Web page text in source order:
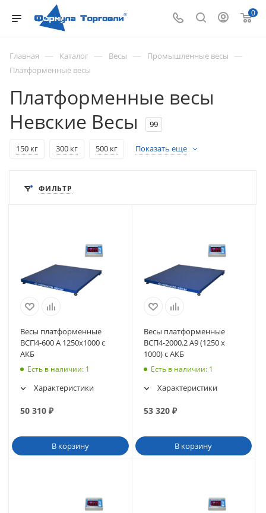
0
Главная — Каталог — Весы — Промышленные весы —
Платформенные весы
Платформенные весы
Невские Весы
99
150 кг 300 кг 500 кг Показать еще
ФИЛЬТР
Весы платформенные
ВСП4-600 А 1250х1000 с
АКБ
Есть в наличии: 1
Характеристики
50 310 ₽
В корзину
Весы платформенные
ВСП4-2000.2 А9 (1250 х
1000) с АКБ
Есть в наличии: 1
Характеристики
53 320₽
В корзину